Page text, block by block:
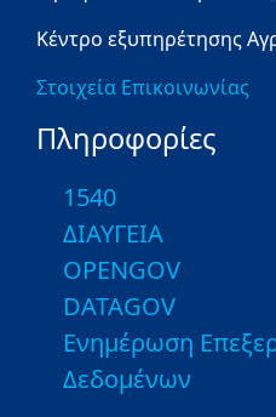
Κέντρο εξυπηρέτησης
Στοιχεία Επικοινωνίας
Πληροφορίες
1540
ΔΙΑΥΓΕΙΑ
OPENGOV
DATAGOV
Ενημέρωση
Δεδομένων